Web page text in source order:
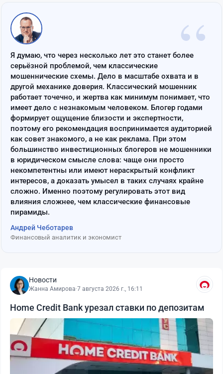
“
Я думаю, что через несколько лет это станет более
серьёзной проблемой, чем классические
мошеннические схемы. Дело в масштабе охвата и в
другой механике доверия. Классический мошенник
работает точечно, и жертва как минимум понимает, что
имеет дело с незнакомым человеком. Блогер годами
формирует ощущение близости и экспертности,
поэтому его рекомендация воспринимается аудиторией
как совет знакомого, а не как реклама. При этом
большинство инвестиционных блогеров не мошенники
в юридическом смысле слова: чаще они просто
некомпетентны или имеют нераскрытый конфликт
интересов, а доказать умысел в таких случаях крайне
сложно. Именно поэтому регулировать этот вид
влияния сложнее, чем классические финансовые
пирамиды.
Андрей Чеботарев
Финансовый аналитик и экономист
Новости
Жанна Амирова·7 августа 2026 г., 16:11
Home Credit Bank урезал ставки по депозитам